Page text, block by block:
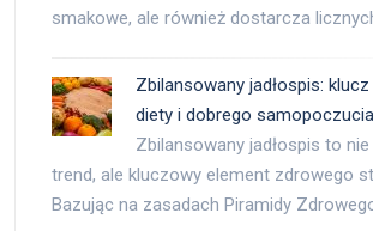
smakowe, ale również dostarcza
Zbilansowany jadłospis:
diety i dobrego samopoczucia
Zbilansowany jadłospis to
trend, ale kluczowy element zdrowego
Bazując na zasadach Piramidy